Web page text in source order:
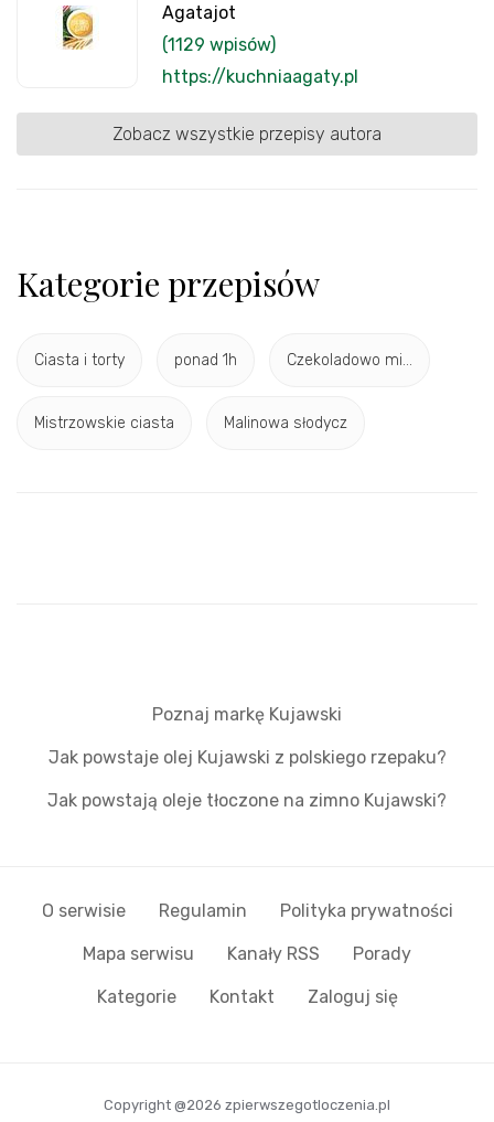
Agatajot
(1129 wpisów)
https://kuchniaagaty.pl
Zobacz wszystkie przepisy autora
Kategorie przepisów
Ciasta i torty ponad 1h Czekoladowo mi...
Mistrzowskie ciasta Malinowa słodycz
Poznaj markę Kujawski
Jak powstaje olej Kujawski z polskiego rzepaku?
Jak powstają oleje tłoczone na zimno Kujawski?
O serwisie Regulamin Polityka prywatności
Mapa serwisu Kanały RSS Porady
Kategorie Kontakt Zaloguj się
Copyright @2026 zpierwszegotloczenia.pl